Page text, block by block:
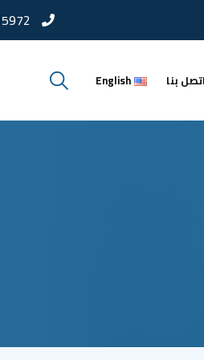
اتصل بنا English